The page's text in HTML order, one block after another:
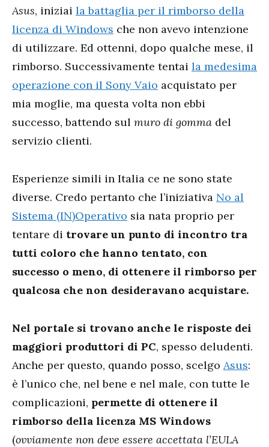
Asus, iniziai la battaglia per il rimborso della
licenza di Windows che non avevo intenzione
di utilizzare. Ed ottenni, dopo qualche mese, il
rimborso. Successivamente tentai la medesima
operazione con il Sony Vaio acquistato per
mia moglie, ma questa volta non ebbi
successo, battendo sul muro di gomma del
servizio clienti.
Esperienze simili in Italia ce ne sono state
diverse. Credo pertanto che l’iniziativa No al
Sistema (IN)Operativo sia nata proprio per
tentare di trovare un punto di incontro tra
tutti coloro che hanno tentato, con
successo o meno, di ottenere il rimborso per
qualcosa che non desideravano acquistare.
Nel portale si trovano anche le risposte dei
maggiori produttori di PC, spesso deludenti.
Anche per questo, quando posso, scelgo Asus:
è l’unico che, nel bene e nel male, con tutte le
complicazioni, permette di ottenere il
rimborso della licenza MS Windows
(ovviamente non deve essere accettata l’EULA